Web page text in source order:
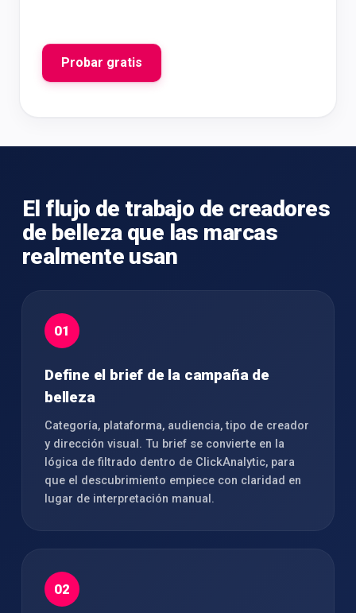
Probar gratis
El flujo de trabajo de creadores
de belleza que las marcas
realmente usan
01
Define el brief de la campaña de
belleza
Categoría, plataforma, audiencia, tipo de creador
y dirección visual. Tu brief se convierte en la
lógica de filtrado dentro de ClickAnalytic, para
que el descubrimiento empiece con claridad en
lugar de interpretación manual.
02